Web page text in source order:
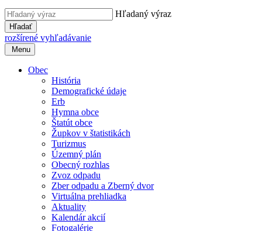
Hľadaný výraz
Hľadať
rozšírené vyhľadávanie
Menu
Obec
História
Demografické údaje
Erb
Hymna obce
Štatút obce
Župkov v štatistikách
Turizmus
Územný plán
Obecný rozhlas
Zvoz odpadu
Zber odpadu a Zberný dvor
Virtuálna prehliadka
Aktuality
Kalendár akcií
Fotogalérie